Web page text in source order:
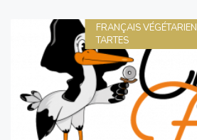
FRANÇAIS VÉGÉTARIEN
TARTES